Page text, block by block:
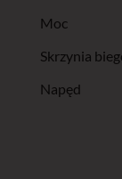
Moc
Skrzynia
Napęd